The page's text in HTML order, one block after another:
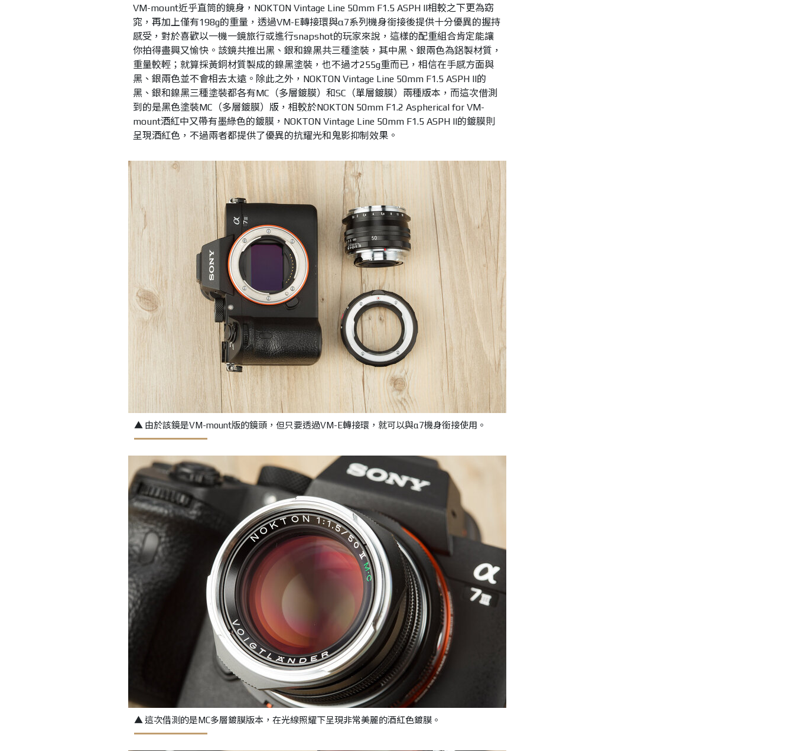
VM-mount近乎直筒的鏡身，NOKTON Vintage Line 50mm F1.5 ASPH II相較之下更為窈
窕，再加上僅有198g的重量，透過VM-E轉接環與α7系列機身銜接後提供十分優異的握持
感受，對於喜歡以一機一鏡旅行或進行snapshot的玩家來說，這樣的配重組合肯定能讓
你拍得盡興又愉快。該鏡共推出黑、銀和鎳黑共三種塗裝，其中黑、銀兩色為鋁製材質，
重量較輕；就算採黃銅材質製成的鎳黑塗裝，也不過才255g重而已，相信在手感方面與
黑、銀兩色並不會相去太遠。除此之外，NOKTON Vintage Line 50mm F1.5 ASPH II的
黑、銀和鎳黑三種塗裝都各有MC（多層鍍膜）和SC（單層鍍膜）兩種版本，而這次借測
到的是黑色塗裝MC（多層鍍膜）版，相較於NOKTON 50mm F1.2 Aspherical for VM-
mount酒紅中又帶有墨綠色的鍍膜，NOKTON Vintage Line 50mm F1.5 ASPH II的鍍膜則
呈現酒紅色，不過兩者都提供了優異的抗耀光和鬼影抑制效果。
▲ 由於該鏡是VM-mount版的鏡頭，但只要透過VM-E轉接環，就可以與α7機身銜接使用。
▲ 這次借測的是MC多層鍍膜版本，在光線照耀下呈現非常美麗的酒紅色鍍膜。